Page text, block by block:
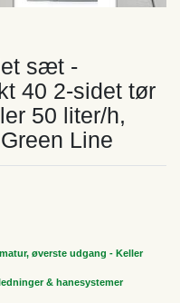
sæt -
40 2-sidet tør
50 liter/h,
Line
øverste udgang - Keller
& hanesystemer